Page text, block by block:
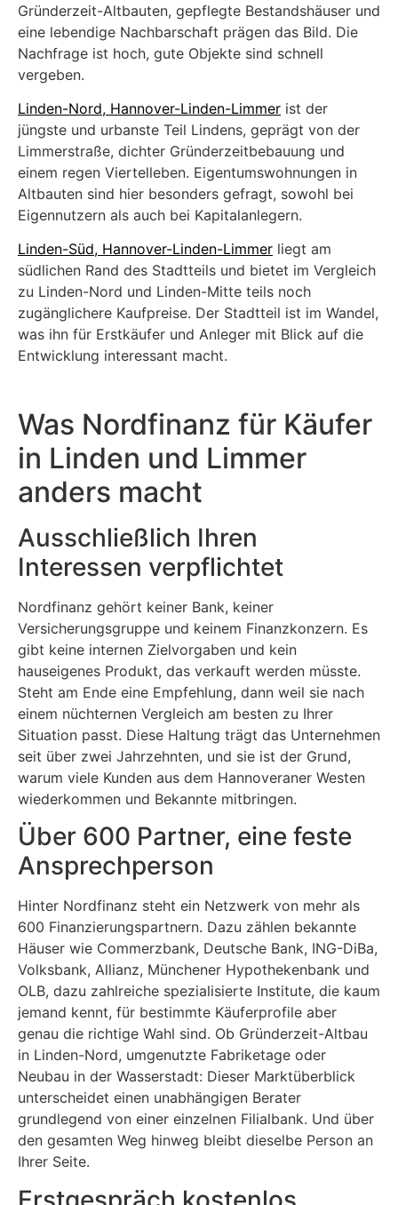
Gründerzeit-Altbauten, gepflegte Bestandshäuser und
eine lebendige Nachbarschaft prägen das Bild. Die
Nachfrage ist hoch, gute Objekte sind schnell
vergeben.
Linden-Nord, Hannover-Linden-Limmer ist der
jüngste und urbanste Teil Lindens, geprägt von der
Limmerstraße, dichter Gründerzeitbebauung und
einem regen Viertelleben. Eigentumswohnungen in
Altbauten sind hier besonders gefragt, sowohl bei
Eigennutzern als auch bei Kapitalanlegern.
Linden-Süd, Hannover-Linden-Limmer liegt am
südlichen Rand des Stadtteils und bietet im Vergleich
zu Linden-Nord und Linden-Mitte teils noch
zugänglichere Kaufpreise. Der Stadtteil ist im Wandel,
was ihn für Erstkäufer und Anleger mit Blick auf die
Entwicklung interessant macht.
Was Nordfinanz für Käufer
in Linden und Limmer
anders macht
Ausschließlich Ihren
Interessen verpflichtet
Nordfinanz gehört keiner Bank, keiner
Versicherungsgruppe und keinem Finanzkonzern. Es
gibt keine internen Zielvorgaben und kein
hauseigenes Produkt, das verkauft werden müsste.
Steht am Ende eine Empfehlung, dann weil sie nach
einem nüchternen Vergleich am besten zu Ihrer
Situation passt. Diese Haltung trägt das Unternehmen
seit über zwei Jahrzehnten, und sie ist der Grund,
warum viele Kunden aus dem Hannoveraner Westen
wiederkommen und Bekannte mitbringen.
Über 600 Partner, eine feste
Ansprechperson
Hinter Nordfinanz steht ein Netzwerk von mehr als
600 Finanzierungspartnern. Dazu zählen bekannte
Häuser wie Commerzbank, Deutsche Bank, ING-DiBa,
Volksbank, Allianz, Münchener Hypothekenbank und
OLB, dazu zahlreiche spezialisierte Institute, die kaum
jemand kennt, für bestimmte Käuferprofile aber
genau die richtige Wahl sind. Ob Gründerzeit-Altbau
in Linden-Nord, umgenutzte Fabriketage oder
Neubau in der Wasserstadt: Dieser Marktüberblick
unterscheidet einen unabhängigen Berater
grundlegend von einer einzelnen Filialbank. Und über
den gesamten Weg hinweg bleibt dieselbe Person an
Ihrer Seite.